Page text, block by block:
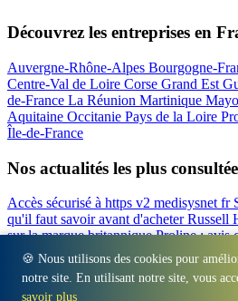
🍪 Nous utilisons des cookies pour
notre site. En utilisant notre site, vous
savoir plus
Découvrez les entreprises en
Auvergne-Rhône-Alpes Bourgogne-
Centre-Val de Loire Corse Grand Est
de-France La Réunion Martinique
Aquitaine Occitanie Pays de la Loire
Île-de-France
Nos actualités les plus
Accès sécurisé à https v2 medisysnet fr
qu'il faut savoir avant d'acheterRussell
sur la marque britanniqueProline : avis
d'électroménager
Valberg avis 2026 :
marqueBeko : Avis sur la marque
Régions - Départements - Villes -